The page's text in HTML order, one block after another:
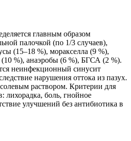
главным образом
палочкой (по 1/3 случаев),
(15–18 %), моракселла (9 %),
(10 %), анаэробы (6 %), БГСА (2 %).
неинфекционный синусит
нарушения оттока из пазух.
раствором. Критерии для
лихорадка, боль, гнойное
улучшений без антибиотика в